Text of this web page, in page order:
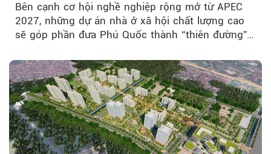
Bên cạnh cơ hội nghề nghiệp rộng mở từ APEC
2027, những dự án nhà ở xã hội chất lượng cao
sẽ góp phần đưa Phú Quốc thành “thiên đường”